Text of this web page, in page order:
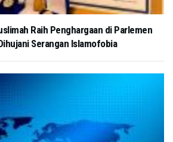
Raih Penghargaan di Parlemen
Serangan Islamofobia